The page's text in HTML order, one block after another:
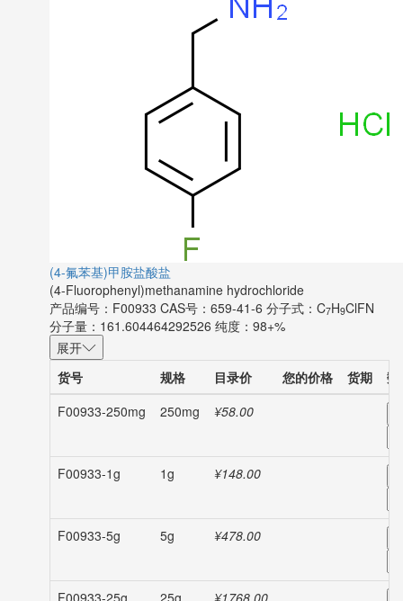
(4-氟苯基)甲胺盐酸盐
(4-Fluorophenyl)methanamine hydrochloride
产品编号：F00933 CAS号：659-41-6 分子式：C7H9ClFN
分子量：161.604464292526 纯度：98+%
展开
货号
规格 目录价 您的价格 货期
数
F00933-250mg
250mg ¥58.00
F00933-1g 1g ¥148.00
F00933-5g 5g ¥478.00
F00933-25g 25g ¥1768.00